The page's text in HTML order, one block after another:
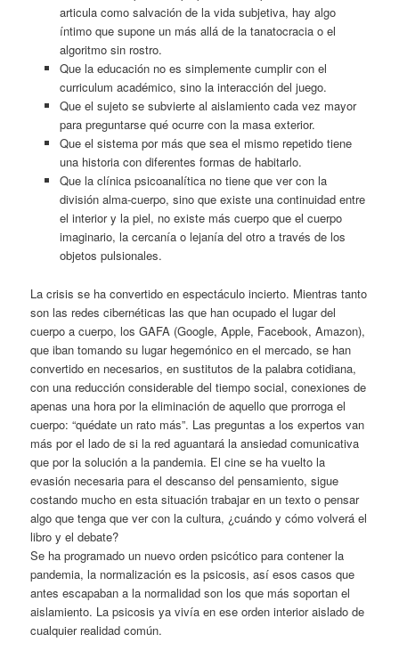
articula como salvación de la vida subjetiva, hay algo
íntimo que supone un más allá de la tanatocracia o el
algoritmo sin rostro.
Que la educación no es simplemente cumplir con el
curriculum académico, sino la interacción del juego.
Que el sujeto se subvierte al aislamiento cada vez mayor
para preguntarse qué ocurre con la masa exterior.
Que el sistema por más que sea el mismo repetido tiene
una historia con diferentes formas de habitarlo.
Que la clínica psicoanalítica no tiene que ver con la
división alma-cuerpo, sino que existe una continuidad entre
el interior y la piel, no existe más cuerpo que el cuerpo
imaginario, la cercanía o lejanía del otro a través de los
objetos pulsionales.
La crisis se ha convertido en espectáculo incierto. Mientras tanto
son las redes cibernéticas las que han ocupado el lugar del
cuerpo a cuerpo, los GAFA (Google, Apple, Facebook, Amazon),
que iban tomando su lugar hegemónico en el mercado, se han
convertido en necesarios, en sustitutos de la palabra cotidiana,
con una reducción considerable del tiempo social, conexiones de
apenas una hora por la eliminación de aquello que prorroga el
cuerpo: “quédate un rato más”. Las preguntas a los expertos van
más por el lado de si la red aguantará la ansiedad comunicativa
que por la solución a la pandemia. El cine se ha vuelto la
evasión necesaria para el descanso del pensamiento, sigue
costando mucho en esta situación trabajar en un texto o pensar
algo que tenga que ver con la cultura, ¿cuándo y cómo volverá el
libro y el debate?
Se ha programado un nuevo orden psicótico para contener la
pandemia, la normalización es la psicosis, así esos casos que
antes escapaban a la normalidad son los que más soportan el
aislamiento. La psicosis ya vivía en ese orden interior aislado de
cualquier realidad común.